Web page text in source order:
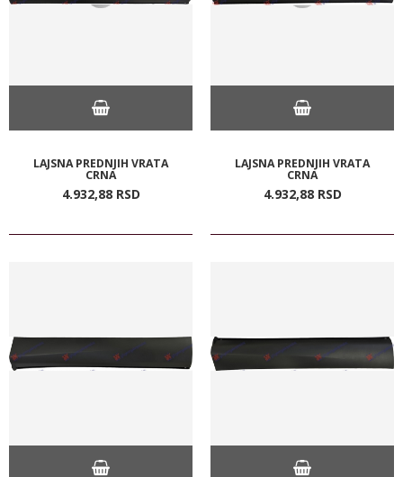
LAJSNA PREDNJIH VRATA
CRNA
4.932,88 RSD
LAJSNA PREDNJIH VRATA
CRNA
4.932,88 RSD